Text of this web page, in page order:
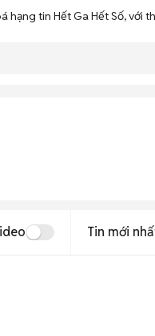
hạng tin Hết Ga Hết Số, với
Tin mới